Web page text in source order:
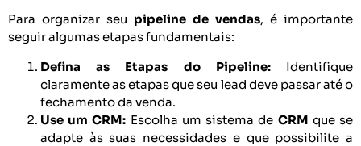
Para organizar seu pipeline de vendas, é importante
seguir algumas etapas fundamentais:
Defina as Etapas do Pipeline:Identifique
claramente as etapas que seu lead deve passar até o
fechamento da venda.
Use um CRM: Escolha um sistema de CRM que se
adapte às suas necessidades e que possibilite a